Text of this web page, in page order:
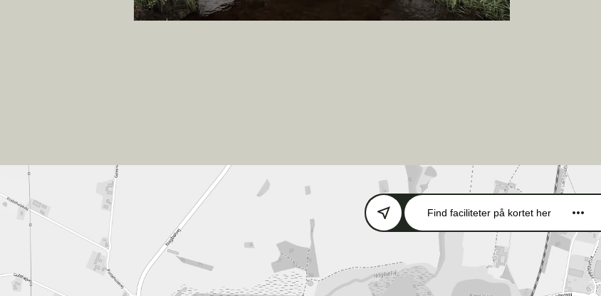
Find faciliteter på kortet her